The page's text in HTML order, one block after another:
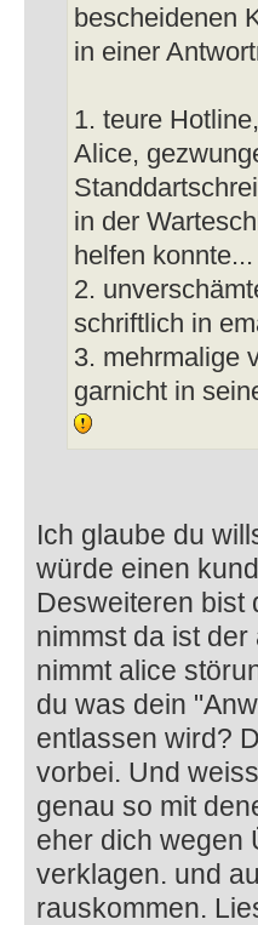
bescheidenen
in einer
1. teure
Alice,
in der
helfen konnte...
2.
schriftlich in
3. mehrmalige
garnicht in
Ich glaube du
würde einen
Desweiteren bist
nimmst da ist
nimmt alice
du was dein
entlassen wird?
vorbei. Und
genau so mit
eher dich wegen
verklagen. und
rauskommen.